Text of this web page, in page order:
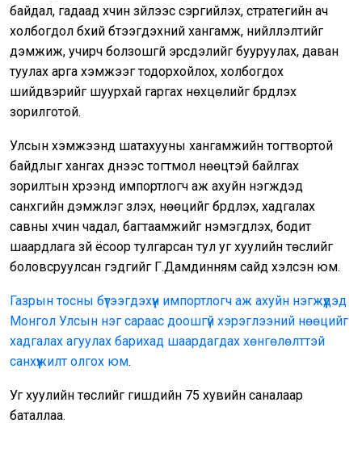
байдал, гадаад хүчин зүйлээс сэргийлэх, стратегийн ач
холбогдол бүхий бүтээгдэхүүний хангамж, нийлүүлэлтийг
дэмжиж, учирч болзошгүй эрсдэлийг бууруулах, даван
туулах арга хэмжээг тодорхойлох, холбогдох
шийдвэрийг шуурхай гаргах нөхцөлийг бүрдүүлэх
зорилготой.
Улсын хэмжээнд шатахууны хангамжийн тогтвортой
байдлыг хангах үүднээс тогтмол нөөцтэй байлгах
зорилтын хүрээнд импортлогч аж ахуйн нэгжүүдэд
санхүүгийн дэмжлэг үзүүлэх, нөөцийг бүрдүүлэх, хадгалах
савны хүчин чадал, багтаамжийг нэмэгдүүлэх, бодит
шаардлага зүй ёсоор тулгарсан тул уг хуулийн төслийг
боловсруулсан гэдгийг Г.Дамдинням сайд хэлсэн юм.
Газрын тосны бүтээгдэхүүн импортлогч аж ахуйн нэгжүүдэд
Монгол Улсын нэг сараас доошгүй хэрэглээний нөөцийг
хадгалах агуулах барихад шаардагдах хөнгөлөлттэй
санхүүжилт олгох юм.
Уг хуулийн төслийг гишүүдийн 75 хувийн саналаар
баталлаа.